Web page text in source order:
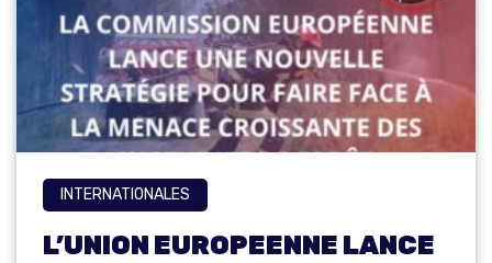
INTERNATIONALES
L’UNION EUROPEENNE LANCE